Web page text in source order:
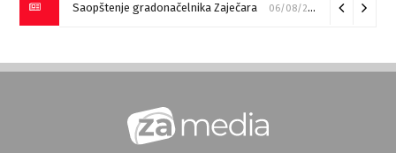
Saopštenje gradonačelnika Zaječara 06/08/2026